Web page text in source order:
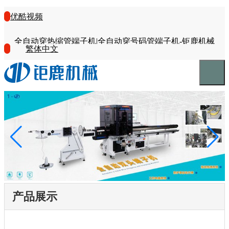
优酷视频
全自动穿热缩管端子机|全自动穿号码管端子机-钜鹿机械
繁体中文
产品展示